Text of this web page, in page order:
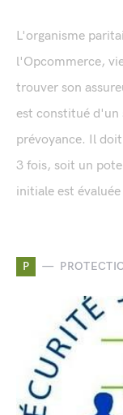
L'organisme
l'Opcommerce,
trouver son
est constitué d'un
prévoyance. Il
3 fois, soit un
initiale est
P